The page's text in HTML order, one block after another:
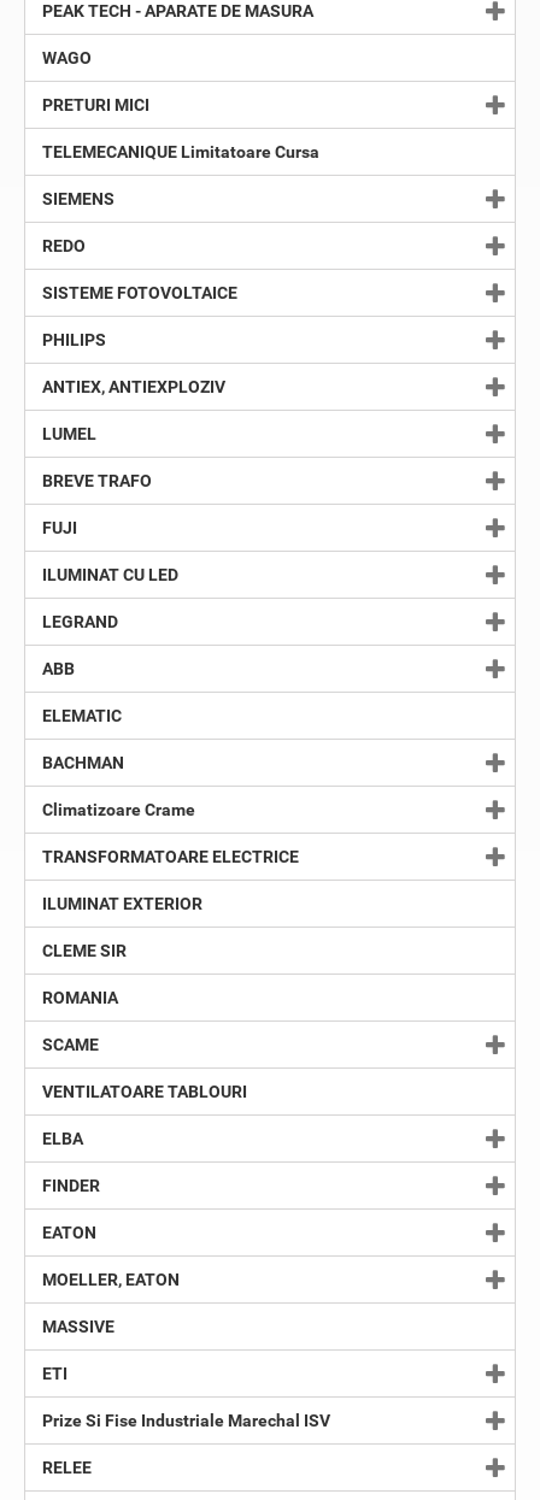
PEAK TECH - APARATE DE MASURA
WAGO
PRETURI MICI
TELEMECANIQUE Limitatoare Cursa
SIEMENS
REDO
SISTEME FOTOVOLTAICE
PHILIPS
ANTIEX, ANTIEXPLOZIV
LUMEL
BREVE TRAFO
FUJI
ILUMINAT CU LED
LEGRAND
ABB
ELEMATIC
BACHMAN
Climatizoare Crame
TRANSFORMATOARE ELECTRICE
ILUMINAT EXTERIOR
CLEME SIR
ROMANIA
SCAME
VENTILATOARE TABLOURI
ELBA
FINDER
EATON
MOELLER, EATON
MASSIVE
ETI
Prize Si Fise Industriale Marechal ISV
RELEE